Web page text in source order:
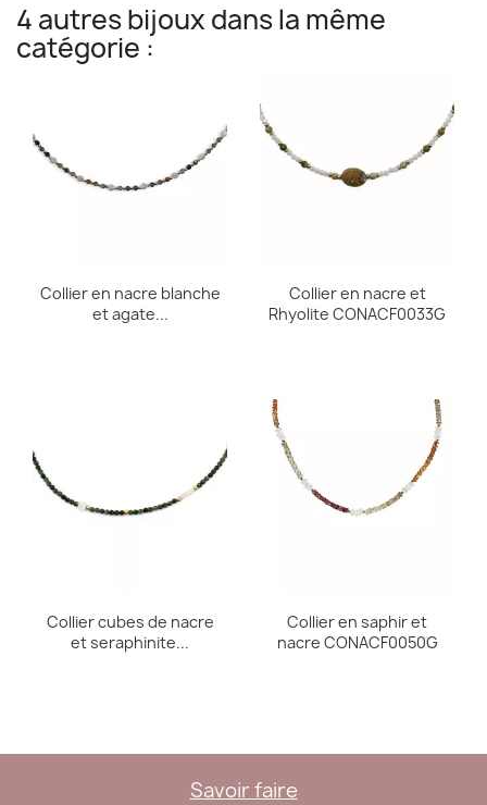
4 autres bijoux dans la même
catégorie :
Collier en nacre blanche
et agate...
Collier en nacre et
Rhyolite CONACF0033G
Collier cubes de nacre
et seraphinite...
Collier en saphir et
nacre CONACF0050G
Savoir faire